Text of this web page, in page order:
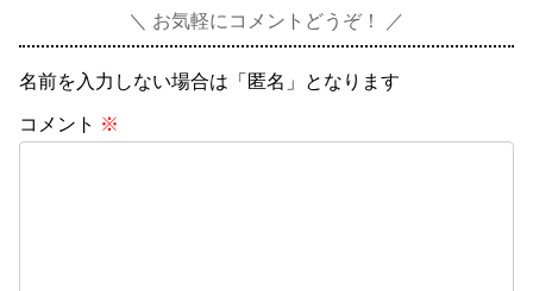
お気軽にコメントどうぞ！
名前を入力しない場合は「匿名」となります
コメント ※